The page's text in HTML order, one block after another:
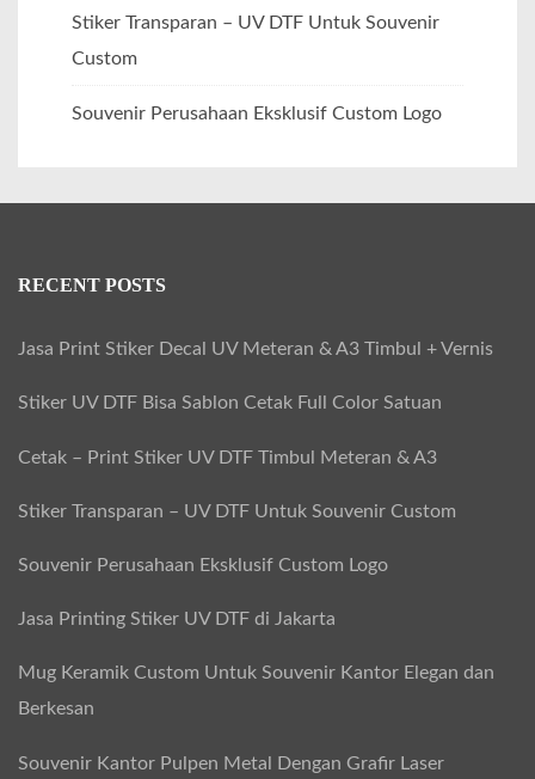
Stiker Transparan – UV DTF Untuk Souvenir
Custom
Souvenir Perusahaan Eksklusif Custom Logo
RECENT POSTS
Jasa Print Stiker Decal UV Meteran & A3 Timbul + Vernis
Stiker UV DTF Bisa Sablon Cetak Full Color Satuan
Cetak – Print Stiker UV DTF Timbul Meteran & A3
Stiker Transparan – UV DTF Untuk Souvenir Custom
Souvenir Perusahaan Eksklusif Custom Logo
Jasa Printing Stiker UV DTF di Jakarta
Mug Keramik Custom Untuk Souvenir Kantor Elegan dan
Berkesan
Souvenir Kantor Pulpen Metal Dengan Grafir Laser